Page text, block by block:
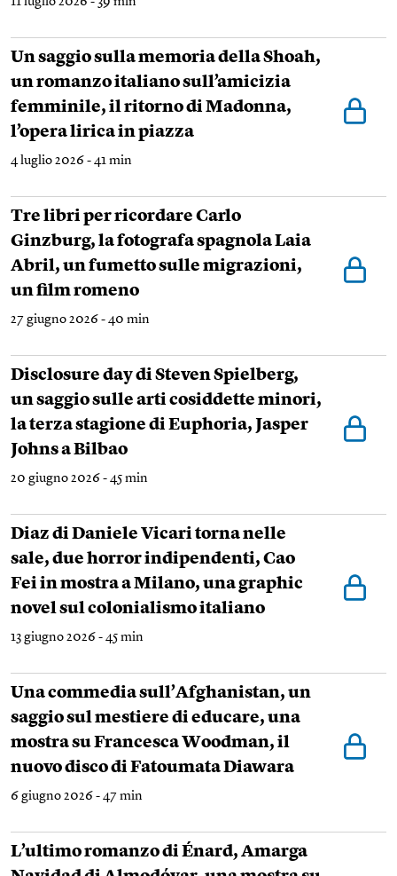
Un saggio sulla memoria della Shoah,
un romanzo italiano sull’amicizia
femminile, il ritorno di Madonna,
l’opera lirica in piazza
4 luglio 2026 - 41 min
Tre libri per ricordare Carlo
Ginzburg, la fotografa spagnola Laia
Abril, un fumetto sulle migrazioni,
un film romeno
27 giugno 2026 - 40 min
Disclosure day di Steven Spielberg,
un saggio sulle arti cosiddette minori,
la terza stagione di Euphoria, Jasper
Johns a Bilbao
20 giugno 2026 - 45 min
Diaz di Daniele Vicari torna nelle
sale, due horror indipendenti, Cao
Fei in mostra a Milano, una graphic
novel sul colonialismo italiano
13 giugno 2026 - 45 min
Una commedia sull’Afghanistan, un
saggio sul mestiere di educare, una
mostra su Francesca Woodman, il
nuovo disco di Fatoumata Diawara
6 giugno 2026 - 47 min
L’ultimo romanzo di Énard, Amarga